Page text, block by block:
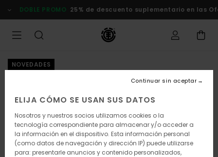
la
DOBLE PROMO 25% de descuento suplementario en las
NOVEDADES
ELIJA CÓMO SE USAN SUS DATOS
Nosotros y nuestros socios utilizamos cookies o la
tecnología correspondiente para almacenar y/o acceder a
la información en el dispositivo. Esta información personal
(como datos de navegación y dirección IP) puede utilizarse
para: presentarle anuncios y contenido personalizados,
Continuar sin aceptar